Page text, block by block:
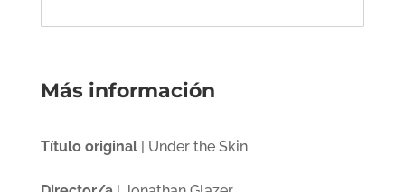
Más información
Título original| Under the Skin